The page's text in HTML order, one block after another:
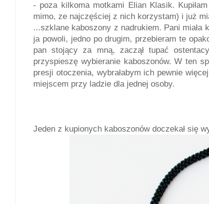
- poza kilkoma motkami Elian Klasik.
mimo, ze najczęściej z nich korzystam) i już
...szklane kaboszony z nadrukiem. Pani miała
ja powoli, jedno po drugim, przebieram te
pan stojący za mną, zaczął tupać
przyspieszę wybieranie kaboszonów. W ten
presji otoczenia, wybrałabym ich pewnie
miejscem przy ladzie dla jednej osoby.
Jeden z kupionych kaboszonów doczekał się